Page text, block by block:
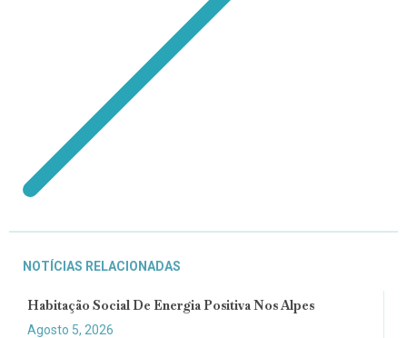
NOTÍCIAS RELACIONADAS
Habitação Social De Energia Positiva Nos Alpes
Agosto 5, 2026